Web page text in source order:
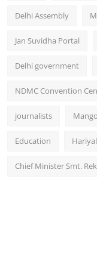
Delhi Assembly
Jan Suvidha Portal
Delhi government
NDMC Convention
journalists
Education
Chief Minister Smt.